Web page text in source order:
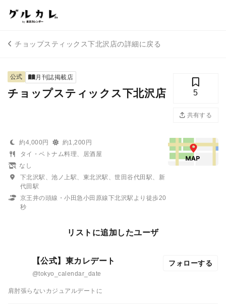
チョップスティックス下北沢店の詳細に戻る
公式 月刊誌掲載店
チョップスティックス下北沢店 5
共有する
約4,000円
約1,200円
タイ・ベトナム料理、居酒屋
なし
下北沢駅、池ノ上駅、東北沢駅、世田谷代田駅、新
代田駅
京王井の頭線・小田急小田原線下北沢駅より徒歩20
秒
リストに追加したユーザ
【公式】東カレデート
@tokyo_calendar_date
フォローする
肩肘張らないカジュアルデートに